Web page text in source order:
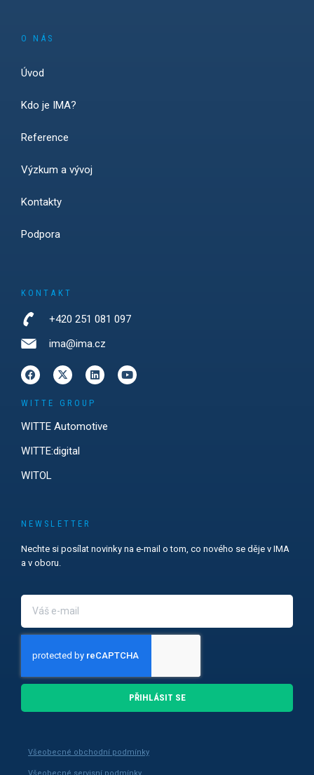
O NÁS
Úvod
Kdo je IMA?
Reference
Výzkum a vývoj
Kontakty
Podpora
KONTAKT
+420 251 081 097
ima@ima.cz
WITTE GROUP
WITTE Automotive
WITTE:digital
WITOL
NEWSLETTER
Nechte si posílat novinky na e-mail o tom, co nového se děje v IMA
a v oboru.
PŘIHLÁSIT SE
Všeobecné obchodní podmínky